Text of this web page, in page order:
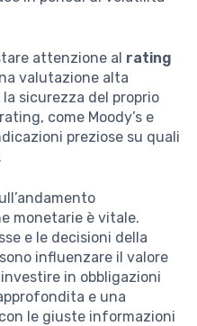
attenzione al rating
valutazione alta
sicurezza del proprio
come Moody’s e
preziose su quali
monetarie è vitale.
e le decisioni della
influenzare il valore
in obbligazioni
e una
le giuste informazioni